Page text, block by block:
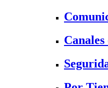
Canales